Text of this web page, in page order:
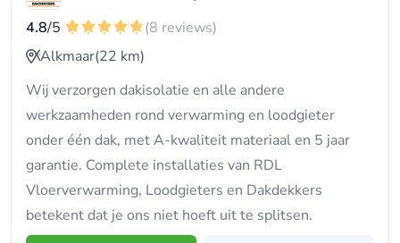
4.8/5
(8 reviews)
Alkmaar(22 km)
Wij verzorgen dakisolatie en alle andere
werkzaamheden rond verwarming en loodgieter
onder één dak, met A-kwaliteit materiaal en 5 jaar
garantie. Complete installaties van RDL
Vloerverwarming, Loodgieters en Dakdekkers
betekent dat je ons niet hoeft uit te splitsen.